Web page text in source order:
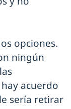
opciones.
ningún
acuerdo
sería retirar